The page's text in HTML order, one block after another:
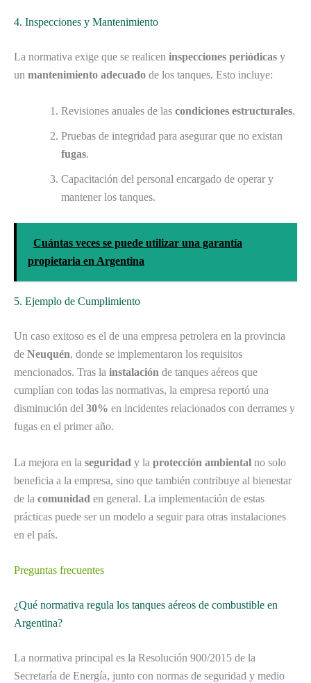
4. Inspecciones y Mantenimiento
La normativa exige que se realicen inspecciones periódicas y
un mantenimiento adecuado de los tanques. Esto incluye:
Revisiones anuales de las condiciones estructurales.
Pruebas de integridad para asegurar que no existan
fugas.
Capacitación del personal encargado de operar y
mantener los tanques.
Cuántas veces se puede utilizar una garantía
propietaria en Argentina
5. Ejemplo de Cumplimiento
Un caso exitoso es el de una empresa petrolera en la provincia
de Neuquén, donde se implementaron los requisitos
mencionados. Tras la instalación de tanques aéreos que
cumplían con todas las normativas, la empresa reportó una
disminución del 30% en incidentes relacionados con derrames y
fugas en el primer año.
La mejora en la seguridad y la protección ambiental no solo
beneficia a la empresa, sino que también contribuye al bienestar
de la comunidad en general. La implementación de estas
prácticas puede ser un modelo a seguir para otras instalaciones
en el país.
Preguntas frecuentes
¿Qué normativa regula los tanques aéreos de combustible en
Argentina?
La normativa principal es la Resolución 900/2015 de la
Secretaría de Energía, junto con normas de seguridad y medio